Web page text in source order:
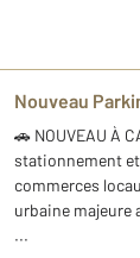
Nouveau
🚗 NOUVEAU À
stationnement et
commerces
urbaine majeure
...